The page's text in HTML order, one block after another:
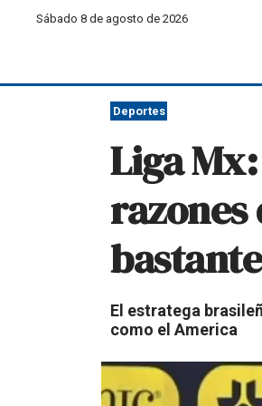
Sábado 8 de agosto de 2026
Deportes
Liga
razones
El estratega
como el America